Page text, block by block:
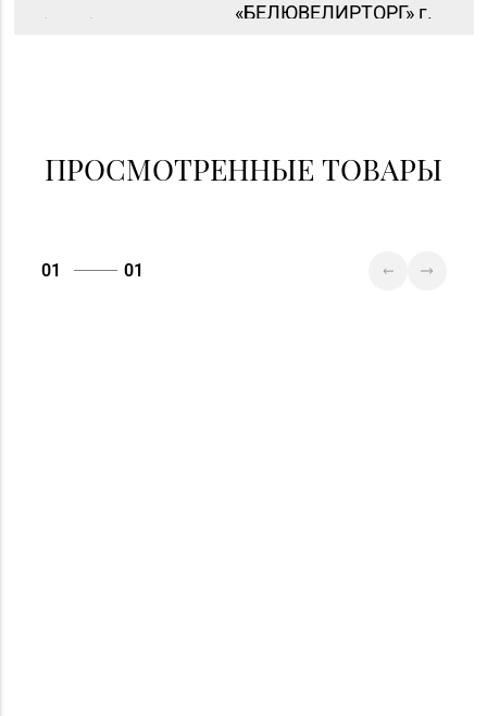
8 (0165) 66-02-63, 66-
«БЕЛЮВЕЛИРТОРГ» г.
ПРОСМОТРЕННЫЕ ТОВАРЫ
01 01